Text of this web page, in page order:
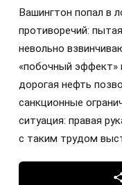
Вашингтон попал в
противоречий:
невольно
«побочный эффект»
дорогая нефть
санкционные
ситуация: правая
с таким трудом